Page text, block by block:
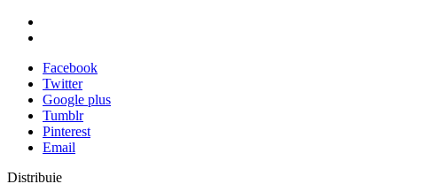
Facebook
Twitter
Google plus
Tumblr
Pinterest
Email
Distribuie